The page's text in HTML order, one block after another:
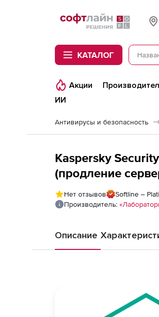
Softline
КАТАЛОГ
Акции
ИИ
Антивирусы и безопасность
Kaspersky Security для
(продление
Количество
Нет отзывов
Softline –
Производитель:
Описание